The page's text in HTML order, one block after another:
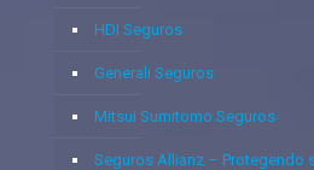
HDI Seguros
Generali Seguros
Mitsui Sumitomo Seguros
Seguros Allianz – Protegendo